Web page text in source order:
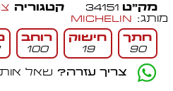
מק״ט 34151 קטגוריה
מותג: Michelin
חתך
90
חישוק
19
רוחב
100
צריך עזרה? שאל